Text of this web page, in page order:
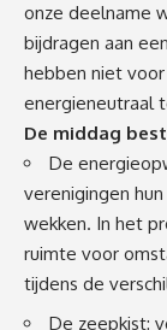
onze deelname
bijdragen aan
hebben niet
energieneutraal
De middag
De
verenigingen
wekken. In het
ruimte voor
tijdens de
De zeepkist: